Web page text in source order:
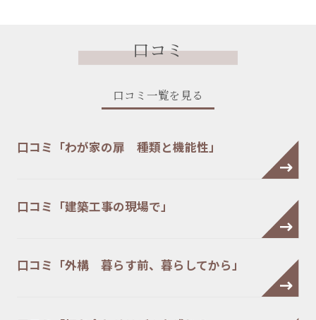
口コミ
口コミ一覧を見る
口コミ「わが家の扉 種類と機能性」
口コミ「建築工事の現場で」
口コミ「外構 暮らす前、暮らしてから」